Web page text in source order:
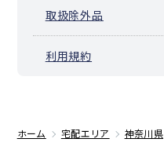
取扱除外品
利用規約
ホーム 宅配エリア 神奈川県